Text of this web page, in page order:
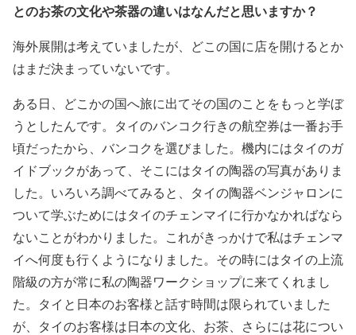
とのお茶の文化や茶器の違いはなんだと思いますか？
海外展開は考えていましたが、どこの国に店を開けるとか
はまだ決まっていないです。
ある日、どこかの国へ旅に出てその国のことをもっと学ぼ
うとしたんです。タイのバンコク行きの航空券は一番お手
頃だったから、バンコクを選びました。機内にはタイのガ
イドブックがあって、そこにはタイの陶器の写真がありま
した。いろいろ調べてみると、タイの陶器ベンジャロンに
ついて学ぶためにはタイのチェンマイに行かなかればなら
ないことがわかりました。これがきっかけで私はチェンマ
イへ何度も行くようになりました。その時にはタイの上流
階級の方が常に私の陶器ワークショップに来てくれまし
た。タイと日本のお客様と話す時間は限られていました
が、タイのお客様は日本の文化、お茶、さらには花につい